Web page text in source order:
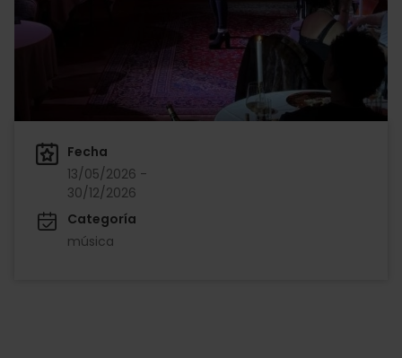
Fecha
13/05/2026 -
30/12/2026
Categoría
música